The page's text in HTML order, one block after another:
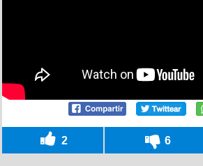
2 6